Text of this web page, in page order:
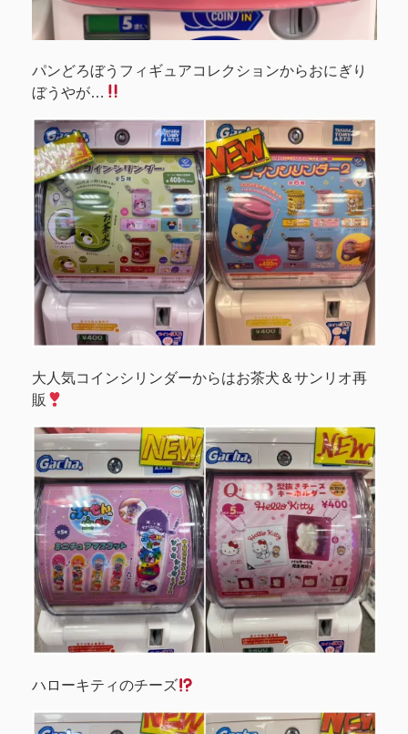
パンどろぼうフィギュアコレクションからおにぎり
ぼうやが…
大人気コインシリンダーからはお茶犬＆サンリオ再
販
ハローキティのチーズ